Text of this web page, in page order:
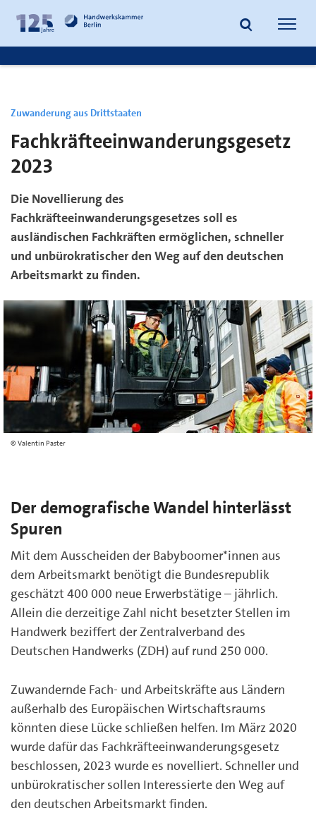
Inhalt
springen
Fußzeile
springen
Suche
Zuwanderung aus Drittstaaten
Fachkräfteeinwanderungsgesetz
2023
Die Novellierung des
Fachkräfteeinwanderungsgesetzes soll es
ausländischen Fachkräften ermöglichen, schneller
und unbürokratischer den Weg auf den deutschen
Arbeitsmarkt zu finden.
Valentin Paster
Der demografische Wandel hinterlässt
Spuren
Mit dem Ausscheiden der Babyboomer*innen aus
dem Arbeitsmarkt benötigt die Bundesrepublik
geschätzt 400 000 neue Erwerbstätige – jährlich.
Allein die derzeitige Zahl nicht besetzter Stellen im
Handwerk beziffert der Zentralverband des
Deutschen Handwerks (ZDH) auf rund 250 000.
Zuwandernde Fach- und Arbeitskräfte aus Ländern
außerhalb des Europäischen Wirtschaftsraums
könnten diese Lücke schließen helfen. Im März 2020
wurde dafür das Fachkräfteeinwanderungsgesetz
beschlossen, 2023 wurde es novelliert. Schneller und
unbürokratischer sollen Interessierte den Weg auf
den deutschen Arbeitsmarkt finden.